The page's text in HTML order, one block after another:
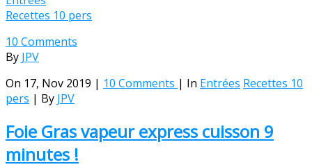
Recettes 10 pers
10 Comments
By JPV
On 17, Nov 2019 | 10 Comments | In Entrées Recettes 10
pers | By JPV
Foie Gras vapeur express cuisson 9
minutes !